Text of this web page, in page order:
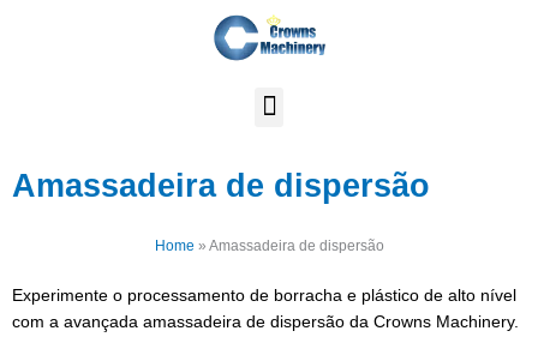
Amassadeira de dispersão
Home » Amassadeira de dispersão
Experimente o processamento de borracha e plástico de alto nível
com a avançada amassadeira de dispersão da Crowns Machinery.